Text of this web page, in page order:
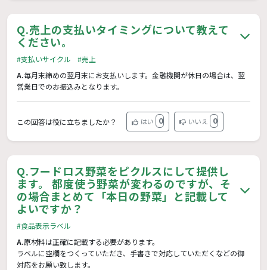
Q.売上の支払いタイミングについて教えて
ください。
#支払いサイクル
#売上
A.毎月末締めの翌月末にお支払いします。金融機関が休日の場合は、翌
営業日でのお振込みとなります。
この回答は役に立ちましたか？ はい 0 いいえ 0
Q.フードロス野菜をピクルスにして提供し
ます。 都度使う野菜が変わるのですが、そ
の場合まとめて「本日の野菜」と記載して
よいですか？
#食品表示ラベル
A.原材料は正確に記載する必要があります。
ラベルに空欄をつくっていただき、手書きで対応していただくなどの御
対応をお願い致します。